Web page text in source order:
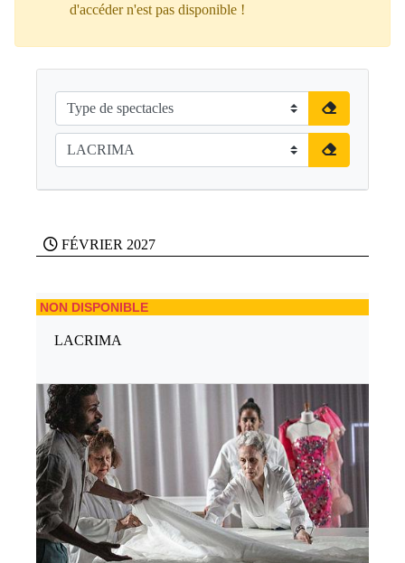
d'accéder n'est pas disponible !
FÉVRIER 2027
NON DISPONIBLE
LACRIMA